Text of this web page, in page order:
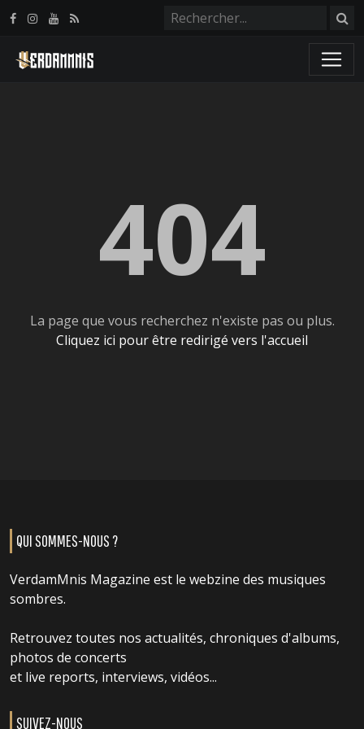
404
La page que vous recherchez n'existe pas ou plus.
Cliquez ici pour être redirigé vers l'accueil
QUI SOMMES-NOUS ?
VerdamMnis Magazine est le webzine des musiques
sombres.
Retrouvez toutes nos actualités, chroniques d'albums,
photos de concerts
et live reports, interviews, vidéos...
SUIVEZ-NOUS
Panneau de gestion des cookies